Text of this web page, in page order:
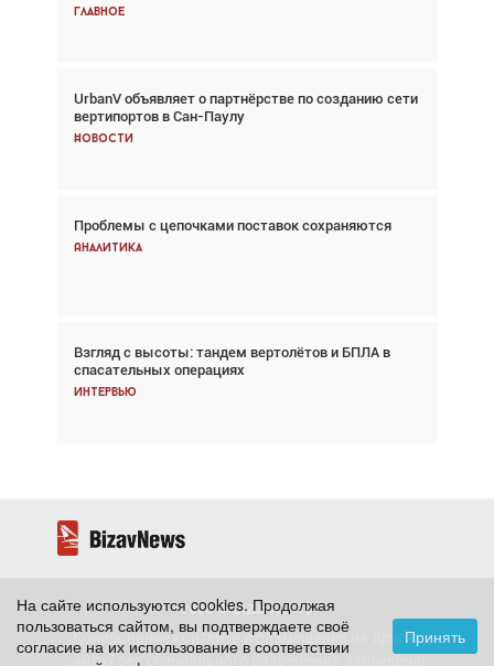
Главное
UrbanV объявляет о партнёрстве по созданию сети
вертипортов в Сан-Паулу
Новости
Проблемы с цепочками поставок сохраняются
Аналитика
Взгляд с высоты: тандем вертолётов и БПЛА в
спасательных операциях
Интервью
Главное
Авиационный фотограф Дэйв Кох: «Фотография
говорит сама за себя... а ИИ всё портит»
Новости
Впервые с 2024 года глобальный трафик
снижается три недели подряд
Частный самолёт – это актив. Подходите к
покупке соответствующим образом
Интервью
2026 ©BizavNews
Копирование контента и размещение на других
сайтах без специального разрешения запрещено.
На сайте используются cookies. Продолжая
пользоваться сайтом, вы подтверждаете своё
согласие на их использование в соответствии
Принять